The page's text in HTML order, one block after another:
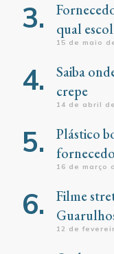
qual
15 de maio
Saiba
crepe
14 de abril
Plástico
16 de março
Filme
12 de